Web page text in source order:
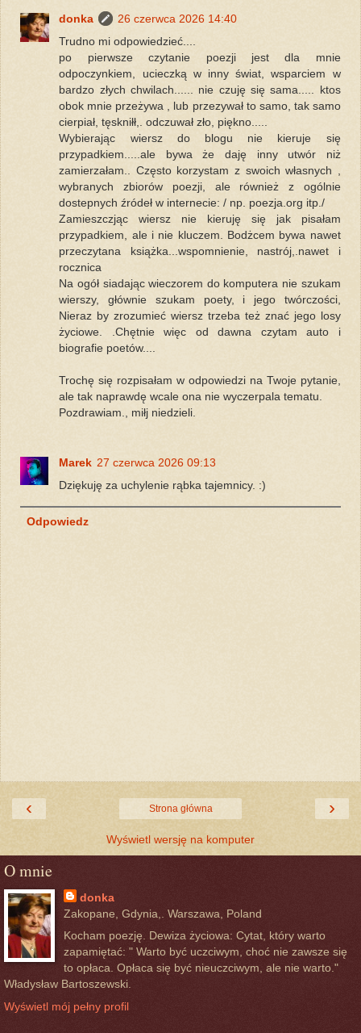
donka
26 czerwca 2026 14:40
Trudno mi odpowiedzieć....
po pierwsze czytanie poezji jest dla mnie
odpoczynkiem, ucieczką w inny świat, wsparciem w
bardzo złych chwilach...... nie czuję się sama..... ktos
obok mnie przeżywa , lub przezywał to samo, tak samo
cierpiał, tęskniłł,. odczuwał zło, piękno.....
Wybierając wiersz do blogu nie kieruje się
przypadkiem.....ale bywa że daję inny utwór niż
zamierzałam.. Często korzystam z swoich własnych ,
wybranych zbiorów poezji, ale również z ogólnie
dostepnych źródeł w internecie: / np. poezja.org itp./
Zamieszczjąc wiersz nie kieruję się jak pisałam
przypadkiem, ale i nie kluczem. Bodżcem bywa nawet
przeczytana książka...wspomnienie, nastrój,.nawet i
rocznica
Na ogół siadając wieczorem do komputera nie szukam
wierszy, głównie szukam poety, i jego twórczości,
Nieraz by zrozumieć wiersz trzeba też znać jego losy
życiowe. .Chętnie więc od dawna czytam auto i
biografie poetów....
Trochę się rozpisałam w odpowiedzi na Twoje pytanie,
ale tak naprawdę wcale ona nie wyczerpala tematu.
Pozdrawiam., miłj niedzieli.
Marek 27 czerwca 2026 09:13
Dziękuję za uchylenie rąbka tajemnicy. :)
Odpowiedz
‹ ›
Strona główna
Wyświetl wersję na komputer
O mnie
donka
Zakopane, Gdynia,. Warszawa, Poland
Kocham poezję. Dewiza życiowa: Cytat, który warto
zapamiętać: " Warto być uczciwym, choć nie zawsze się
to opłaca. Opłaca się być nieuczciwym, ale nie warto."
Władysław Bartoszewski.
Wyświetl mój pełny profil